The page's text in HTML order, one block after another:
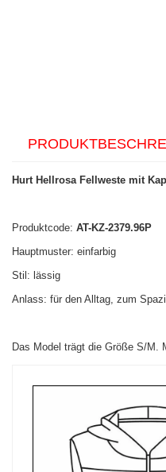
Hurt Hellrosa Fellweste mit
Produktcode: AT-KZ-2379.96P
Hauptmuster: einfarbig
Stil: lässig
Anlass: für den Alltag, zum
Das Model trägt die Größe S/M.